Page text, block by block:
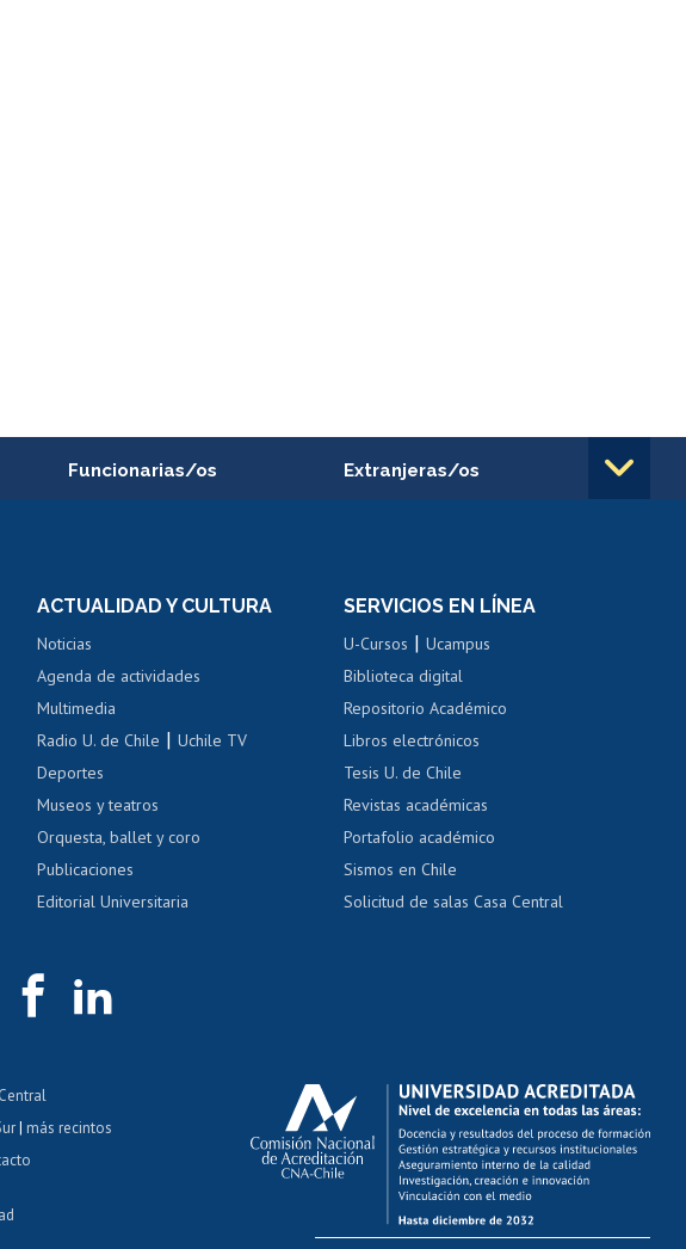
Funcionarias/os
Portal de movilidad interna
Certificado de renta
Certificado de renta
Extranjeras/os
Cursos de español
Acoso laboral, sexual y violencia Denuncias administrativas
ACTUALIDAD Y CULTURA
Noticias
Agenda de actividades
Multimedia
Radio U. de Chile |Uchile TV
Deportes
Museos y teatros
Orquesta, ballet y coro
Publicaciones
Editorial Universitaria
SERVICIOS EN LÍNEA
U-Cursos |Ucampus
Biblioteca digital
Repositorio Académico
Libros electrónicos
Tesis U. de Chile
Revistas académicas
Portafolio académico
Sismos en Chile
Solicitud de salas Casa Central
| más recintos